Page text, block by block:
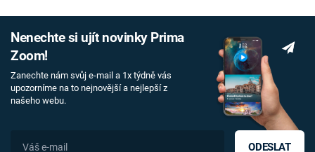
Nenechte si ujít novinky Prima
Zoom!
Zanechte nám svůj e-mail a 1x týdně vás
upozorníme na to nejnovější a nejlepší z
našeho webu.
ODESLAT